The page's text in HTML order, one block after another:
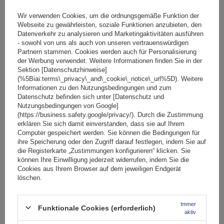
In den
Warenkorb
SCHNÄPPCHEN
Wir verwenden Cookies, um die ordnungsgemäße Funktion der
Webseite zu gewährleisten, soziale Funktionen anzubieten, den
Datenverkehr zu analysieren und Marketingaktivitäten ausführen
- sowohl von uns als auch von unseren vertrauenswürdigen
Partnern stammen. Cookies werden auch für Personalisierung
der Werbung verwendet. Weitere Informationen finden Sie in der
Sektion [Datenschutzhinweise]
(%5Biai:terms\_privacy\_and\_cookie\_notice\_url%5D). Weitere
Informationen zu den Nutzungsbedingungen und zum
Datenschutz befinden sich unter [Datenschutz und
Nutzungsbedingungen von Google]
(https://business.safety.google/privacy/). Durch die Zustimmung
erklären Sie sich damit einverstanden, dass sie auf Ihrem
Computer gespeichert werden. Sie können die Bedingungen für
ihre Speicherung oder den Zugriff darauf festlegen, indem Sie auf
die Registerkarte „Zustimmungen konfigurieren“ klicken. Sie
können Ihre Einwilligung jederzeit widerrufen, indem Sie die
Cookies aus Ihrem Browser auf dem jeweiligen Endgerät
löschen.
Funktionale Cookies (erforderlich)
Immer
aktiv